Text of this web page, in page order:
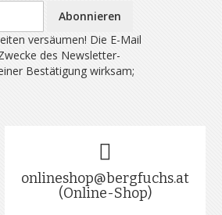
Abonnieren
versäumen! Die E-Mail
des Newsletter-
Bestätigung wirksam;
onlineshop@bergfuchs.at
(Online-Shop)